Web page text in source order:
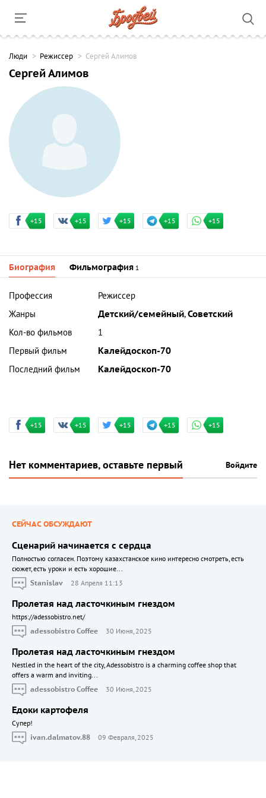
Люди Режиссер Сергей Алимов
Сергей Алимов
+15 +15 +15 +15 +15
Биография Фильмография 1
Профессия
Режиссер
Жанры
Детский/семейный,Советский
Кол-во фильмов
1
Первый фильм
Калейдоскоп-70
Последний фильм
Калейдоскоп-70
+15 +15 +15 +15 +15
Нет комментариев, оставьте первый Войдите
СЕЙЧАС ОБСУЖДАЮТ
Сценарий начинается с сердца
Полностью согласен. Поэтому казахстанское кино интересно смотреть, есть
сюжет, есть уроки и есть хорошие...
Stanislav
28 Апреля 11:13
Пролетая над ласточкиным гнездом
https://adessobistro.net/
adessobistro Coffee
30 Июня, 2025
Пролетая над ласточкиным гнездом
Nestled in the heart of the city, Adessobistro is a charming coffee shop that
offers a warm and inviting...
adessobistro Coffee
30 Июня, 2025
Едоки картофеля
Cупер!
ivan.dalmatov.88
09 Февраля, 2025